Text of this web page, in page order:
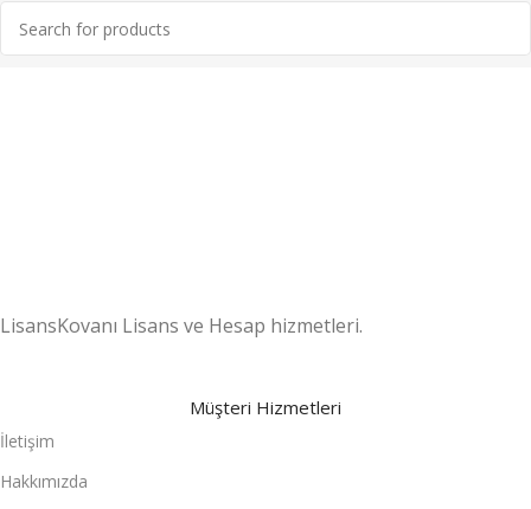
LisansKovanı Lisans ve Hesap hizmetleri.
Müşteri Hizmetleri
İletişim
Hakkımızda